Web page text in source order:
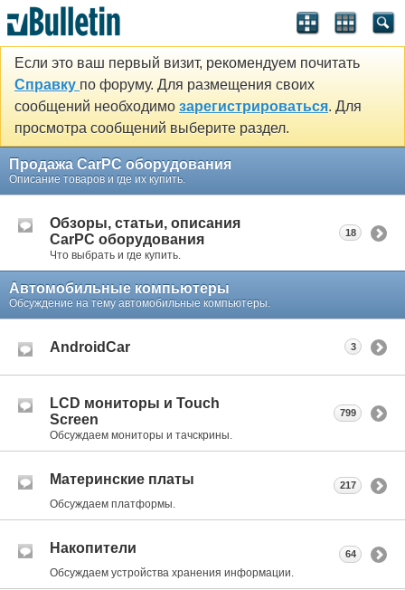
Если это ваш первый визит, рекомендуем почитать
Справку по форуму. Для размещения своих
сообщений необходимо зарегистрироваться. Для
просмотра сообщений выберите раздел.
Продажа CarPC оборудования
Описание товаров и где их купить.
Обзоры, статьи, описания
CarPC оборудования
Что выбрать и где купить.
18
Автомобильные компьютеры
Обсуждение на тему автомобильные компьютеры.
AndroidCar 3
LCD мониторы и Touch
Screen
Обсуждаем мониторы и тачскрины.
799
Материнские платы
Обсуждаем платформы.
217
Накопители
Обсуждаем устройства хранения информации.
64